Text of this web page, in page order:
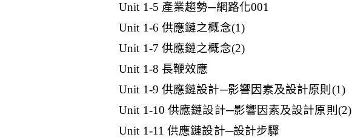
Unit 1-5 產業趨勢─網路化001
Unit 1-6 供應鏈之概念(1)
Unit 1-7 供應鏈之概念(2)
Unit 1-8 長鞭效應
Unit 1-9 供應鏈設計─影響因素及設計原則(1)
Unit 1-10 供應鏈設計─影響因素及設計原則(2)
Unit 1-11 供應鏈設計─設計步驟